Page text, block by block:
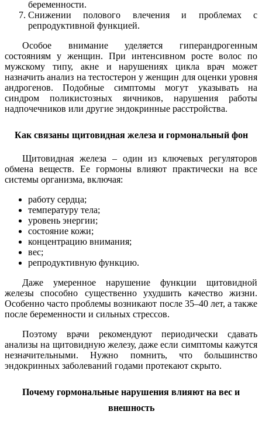
беременности.
Снижении полового влечения и проблемах с
репродуктивной функцией.
Особое внимание уделяется гиперандрогенным
состояниям у женщин. При интенсивном росте волос по
мужскому типу, акне и нарушениях цикла врач может
назначить анализ на тестостерон у женщин для оценки уровня
андрогенов. Подобные симптомы могут указывать на
синдром поликистозных яичников, нарушения работы
надпочечников или другие эндокринные расстройства.
Как связаны щитовидная железа и гормональный фон
Щитовидная железа – один из ключевых регуляторов
обмена веществ. Ее гормоны влияют практически на все
системы организма, включая:
работу сердца;
температуру тела;
уровень энергии;
состояние кожи;
концентрацию внимания;
вес;
репродуктивную функцию.
Даже умеренное нарушение функции щитовидной
железы способно существенно ухудшить качество жизни.
Особенно часто проблемы возникают после 35–40 лет, а также
после беременности и сильных стрессов.
Поэтому врачи рекомендуют периодически сдавать
анализы на щитовидную железу, даже если симптомы кажутся
незначительными. Нужно помнить, что большинство
эндокринных заболеваний годами протекают скрыто.
Почему гормональные нарушения влияют на вес и
внешность